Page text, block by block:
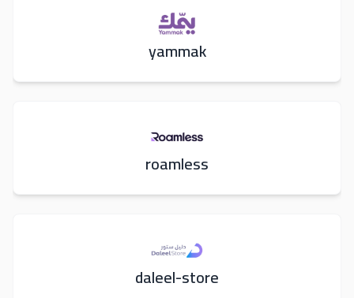
yammak
roamless
daleel-store